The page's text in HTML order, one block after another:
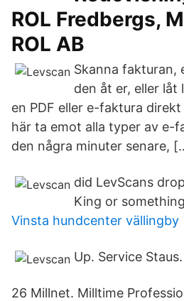
ROL Fredbergs,
ROL AB
Skanna fakturan,
den åt er, eller låt
en PDF eller e-faktura
här ta emot alla typer av e-
den några minuter senare,
did LevScans
King or
Vinsta hundcenter vällingby
Up. Service
26 Millnet. Milltime